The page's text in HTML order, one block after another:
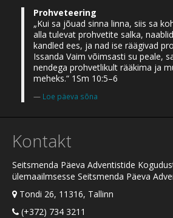
Prohveteering
„Kui sa jõuad sinna linna, siis sa
alla tulevat prohvetite salka,
kandled ees, ja nad ise räägivad
Issanda Vaim võimsasti su peale,
nendega prohvetlikult rääkima ja
meheks.“ 1Sm 10:5–6
Loe päeva sõna
Kontakt
Seitsmenda Päeva Adventistide
ülemaailmsesse Seitsmenda Päeva
Tondi 26, 11316, Tallinn
(+372) 734 3211